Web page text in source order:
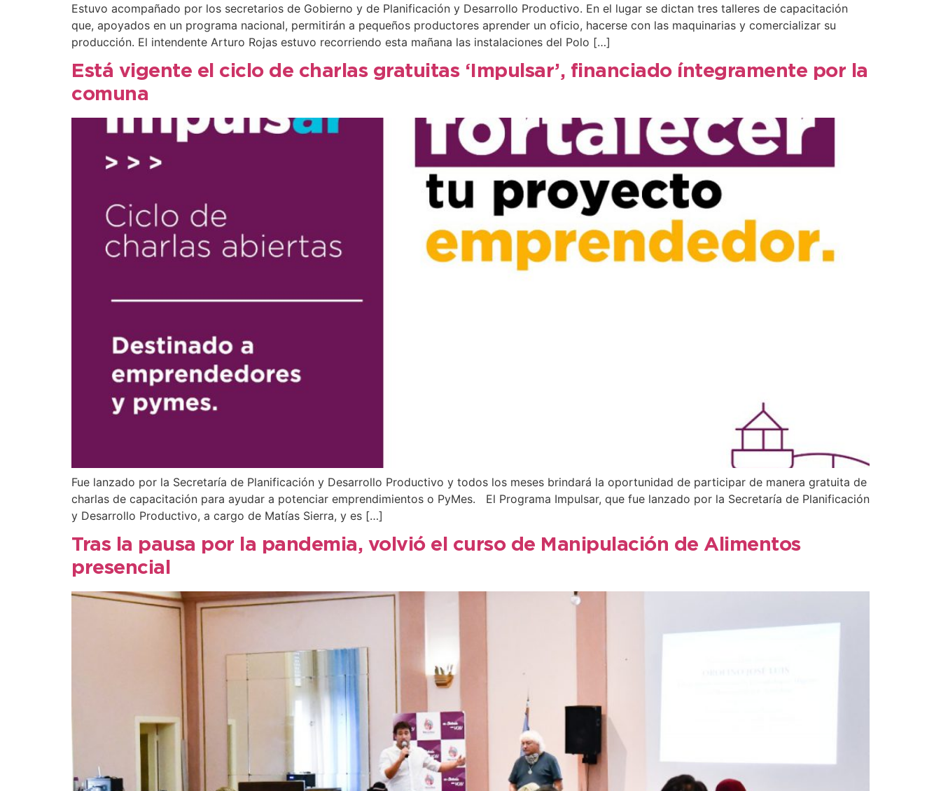
Estuvo acompañado por los secretarios de Gobierno y de Planificación y Desarrollo Productivo. En el lugar se dictan tres talleres de capacitación
que, apoyados en un programa nacional, permitirán a pequeños productores aprender un oficio, hacerse con las maquinarias y comercializar su
producción. El intendente Arturo Rojas estuvo recorriendo esta mañana las instalaciones del Polo […]
Está vigente el ciclo de charlas gratuitas ‘Impulsar’, financiado íntegramente por la
comuna
Fue lanzado por la Secretaría de Planificación y Desarrollo Productivo y todos los meses brindará la oportunidad de participar de manera gratuita de
charlas de capacitación para ayudar a potenciar emprendimientos o PyMes. El Programa Impulsar, que fue lanzado por la Secretaría de Planificación
y Desarrollo Productivo, a cargo de Matías Sierra, y es […]
Tras la pausa por la pandemia, volvió el curso de Manipulación de Alimentos
presencial